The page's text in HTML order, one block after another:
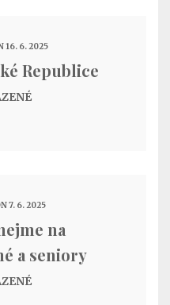
16. 6. 2025
Republice
7. 6. 2025
na
a seniory